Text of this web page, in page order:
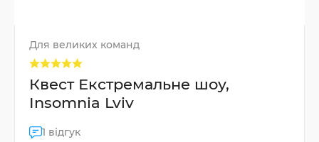
Для великих команд
Квест Екстремальне шоу,
Insomnia Lviv
1 відгук